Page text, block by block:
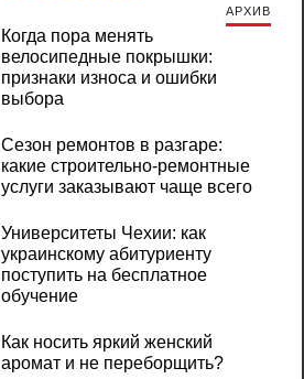
АРХИВ
Когда пора менять
велосипедные покрышки:
признаки износа и ошибки
выбора
Сезон ремонтов в разгаре:
какие строительно-ремонтные
услуги заказывают чаще всего
Университеты Чехии: как
украинскому абитуриенту
поступить на бесплатное
обучение
Как носить яркий женский
аромат и не переборщить?